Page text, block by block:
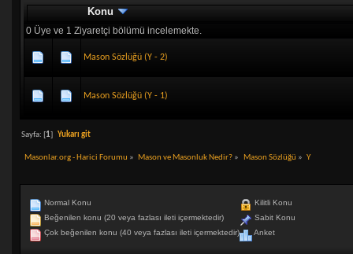
Konu
0 Üye ve 1 Ziyaretçi bölümü incelemekte.
Mason Sözlüğü (Y - 2)
Mason Sözlüğü (Y - 1)
Sayfa: [1] Yukarı git
Masonlar.org - Harici Forumu » Mason ve Masonluk Nedir? » Mason Sözlüğü » Y
Normal Konu
Beğenilen konu (20 veya fazlası ileti içermektedir)
Çok beğenilen konu (40 veya fazlası ileti içermektedir)
Kilitli Konu
Sabit Konu
Anket